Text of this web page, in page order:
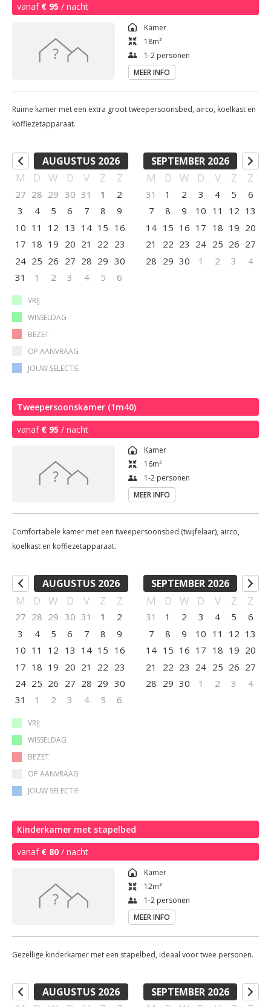
vanaf € 95 / nacht
Kamer
18m²
1-2 personen
MEER INFO
Ruime kamer met een extra groot tweepersoonsbed, airco, koelkast en
koffiezetapparaat.
AUGUSTUS 2026
M D W D V Z Z
27 28 29 30 31 1
2
3
4 5 6 7 8
9
10 11 12 13 14 15 16
17 18 19 20 21 22 23
24 25 26 27 28 29 30
31
1 2 3 4 5 6
SEPTEMBER 2026
M D W D V Z Z
31 1 2 3 4 5
6
7
8 9 10 11 12 13
14 15 16 17 18 19 20
21
22 23 24 25 26 27
28 29 30 1 2 3 4
VRIJ
WISSELDAG
BEZET
OP AANVRAAG
JOUW SELECTIE
Tweepersoonskamer (1m40)
vanaf € 95 / nacht
Kamer
16m²
1-2 personen
MEER INFO
Comfortabele kamer met een tweepersoonsbed (twijfelaar), airco,
koelkast en koffiezetapparaat.
AUGUSTUS 2026
M D W D V Z Z
27 28 29 30 31 1
2
3
4 5 6 7 8
9
10 11 12 13 14 15 16
17 18 19 20 21 22 23
24 25 26 27 28 29 30
31
1 2 3 4 5 6
SEPTEMBER 2026
M D W D V Z Z
31 1 2 3 4 5
6
7
8 9 10 11 12 13
14 15 16 17 18 19 20
21
22 23 24 25 26 27
28 29 30 1 2 3 4
VRIJ
WISSELDAG
BEZET
OP AANVRAAG
JOUW SELECTIE
Kinderkamer met stapelbed
vanaf € 80 / nacht
Kamer
12m²
1-2 personen
MEER INFO
Gezellige kinderkamer met een stapelbed, ideaal voor twee personen.
AUGUSTUS 2026 SEPTEMBER 2026